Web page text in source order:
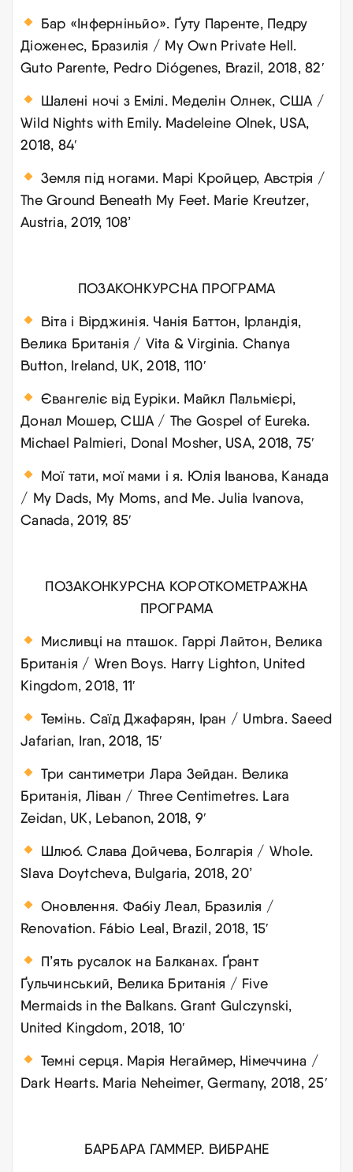
Бар «Інферніньйо». Ґуту Паренте, Педру
Діоженес, Бразилія / My Own Private Hell.
Guto Parente, Pedro Diógenes, Brazil, 2018, 82′
Шалені ночі з Емілі. Меделін Олнек, США /
Wild Nights with Emily. Madeleine Olnek, USA,
2018, 84′
Земля під ногами. Марі Кройцер, Австрія /
The Ground Beneath My Feet. Marie Kreutzer,
Austria, 2019, 108’
ПОЗАКОНКУРСНА ПРОГРАМА
Віта і Вірджинія. Чанія Баттон, Ірландія,
Велика Британія / Vita & Virginia. Chanya
Button, Ireland, UK, 2018, 110′
Євангеліє від Еуріки. Майкл Пальмієрі,
Донал Мошер, США / The Gospel of Eureka.
Michael Palmieri, Donal Mosher, USA, 2018, 75′
Мої тати, мої мами і я. Юлія Іванова, Канада
/ My Dads, My Moms, and Me. Julia Ivanova,
Canada, 2019, 85′
ПОЗАКОНКУРСНА КОРОТКОМЕТРАЖНА
ПРОГРАМА
Мисливці на пташок. Гаррі Лайтон, Велика
Британія / Wren Boys. Harry Lighton, United
Kingdom, 2018, 11′
Темінь. Саїд Джафарян, Іран / Umbra. Saeed
Jafarian, Iran, 2018, 15′
Три сантиметри Лара Зейдан. Велика
Британія, Ліван / Three Centimetres. Lara
Zeidan, UK, Lebanon, 2018, 9′
Шлюб. Слава Дойчева, Болгарія / Whole.
Slava Doytcheva, Bulgaria, 2018, 20’
Оновлення. Фабіу Леал, Бразилія /
Renovation. Fábio Leal, Brazil, 2018, 15′
П’ять русалок на Балканах. Ґрант
Ґульчинський, Велика Британія / Five
Mermaids in the Balkans. Grant Gulczynski,
United Kingdom, 2018, 10′
Темні серця. Марія Негаймер, Німеччина /
Dark Hearts. Maria Neheimer, Germany, 2018, 25′
БАРБАРА ГАММЕР. ВИБРАНЕ